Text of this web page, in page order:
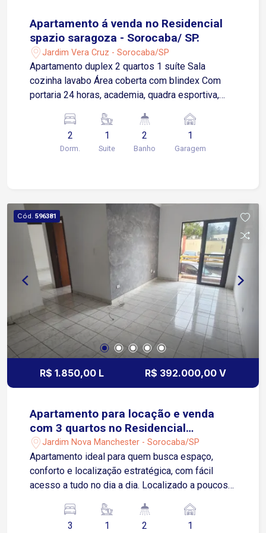
Apartamento á venda no Residencial
spazio saragoza - Sorocaba/ SP.
Jardim Vera Cruz - Sorocaba/SP
Apartamento duplex 2 quartos 1 suíte Sala
cozinha lavabo Área coberta com blindex Com
portaria 24 horas, academia, quadra esportiva,
brinquedoteca, o Condomínio Spazio Saragoza é
ideal para quem busca conforto e entretenimento.
2
Dorm.
1
Suite
2
Banho
1
Garagem
Cód. 596381
R$ 1.850,00 L R$ 392.000,00 V
Apartamento para locação e venda
com 3 quartos no Residencial
Mangueiras em Sorocaba/SP
Jardim Nova Manchester - Sorocaba/SP
Apartamento ideal para quem busca espaço,
conforto e localização estratégica, com fácil
acesso a tudo no dia a dia. Localizado a poucos
próximo à Faculdade Anhanguera, ao
Supermercado Confiança, farmácias, academias e
3 1 2 1